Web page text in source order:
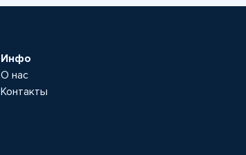
Инфо
О нас
Контакты